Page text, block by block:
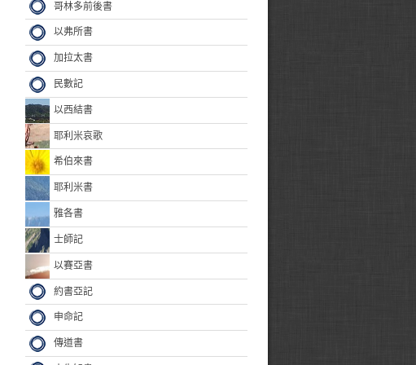
哥林多前後書
以弗所書
加拉太書
民數記
以西結書
耶利米哀歌
希伯來書
耶利米書
雅各書
士師記
以賽亞書
約書亞記
申命記
傳道書